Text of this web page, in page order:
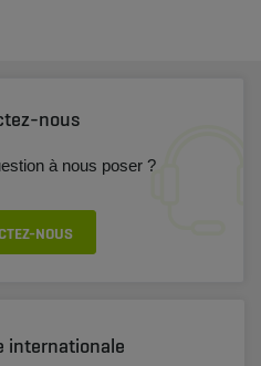
nous
à nous poser ?
NOUS
internationale